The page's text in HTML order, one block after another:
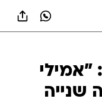
"אמילי
שנייה